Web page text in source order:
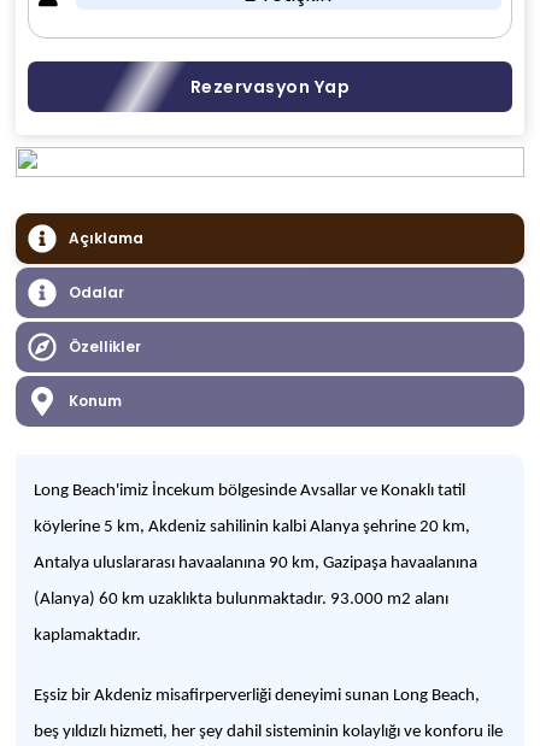
Rezervasyon Yap
Açıklama
Odalar
Özellikler
Konum
Long Beach'imiz İncekum bölgesinde Avsallar ve Konaklı tatil
köylerine 5 km, Akdeniz sahilinin kalbi Alanya şehrine 20 km,
Antalya uluslararası havaalanına 90 km, Gazipaşa havaalanına
(Alanya) 60 km uzaklıkta bulunmaktadır. 93.000 m2 alanı
kaplamaktadır.
Eşsiz bir Akdeniz misafirperverliği deneyimi sunan Long Beach,
beş yıldızlı hizmeti, her şey dahil sisteminin kolaylığı ve konforu ile